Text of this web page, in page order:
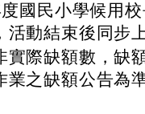
度國民小學候用
活動結束後同步
實際缺額數，缺
業之缺額公告為